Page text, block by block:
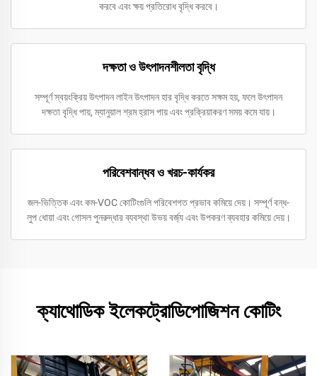
করবে এবং ক্ষয় প্রতিরোধ বৃদ্ধি করবে।
দক্ষতা ও উৎপাদনশীলতা বৃদ্ধি
সম্পূর্ণ স্বয়ংক্রিয় উৎপাদন লাইন উৎপাদন হার বৃদ্ধি করতে সক্ষম হয়, ফলে উৎপাদন
দক্ষতা বৃদ্ধি পায়, ম্যানুয়াল শ্রম হ্রাস পায় এবং প্রক্রিয়াকরণ সময় কমে যায়।
পরিবেশবান্ধব ও খরচ-কার্যকর
জল-ভিত্তিক এবং কম-VOC কোটিংগুলি পরিবেশগত প্রভাব কমিয়ে দেয়। সম্পূর্ণ বন্ধ-
লুপ ধোয়া এবং গোসল পুনরুদ্ধার ব্যবস্থা উভয় বর্জ্য এবং উপকরণ ব্যবহার কমিয়ে দেয়।
ক্যাথোডিক ইলেকট্রোডিপোজিশন কোটিং